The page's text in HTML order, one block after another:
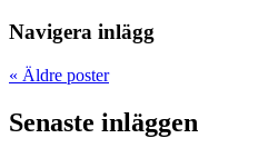
Navigera inlägg
« Äldre poster
Senaste inläggen